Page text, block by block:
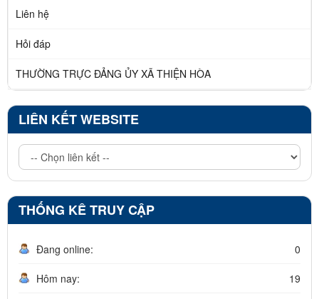
Liên hệ
Hỏi đáp
THƯỜNG TRỰC ĐẢNG ỦY XÃ THIỆN HÒA
LIÊN KẾT WEBSITE
THỐNG KÊ TRUY CẬP
Đang online: 0
Hôm nay: 19